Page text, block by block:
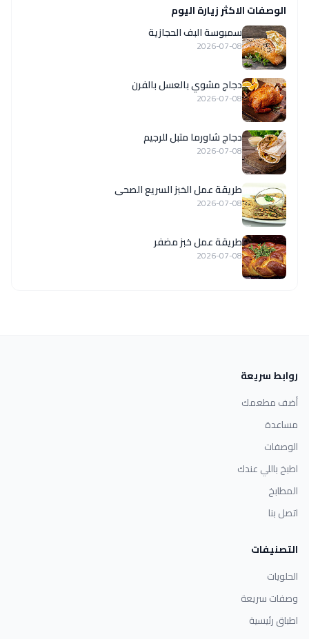
الوصفات الاكثر زيارة اليوم
سمبوسة البف الحجازية
2026-07-08
دجاج مشوي بالعسل بالفرن
2026-07-08
دجاج شاورما متبل للرجيم
2026-07-08
طريقة عمل الخبز السريع الصحى
2026-07-08
طريقة عمل خبز مضفر
2026-07-08
روابط سريعة
أضف مطعمك
مساعدة
الوصفات
اطبخ باللي عندك
المطابخ
اتصل بنا
التصنيفات
الحلويات
وصفات سريعة
اطباق رئيسية